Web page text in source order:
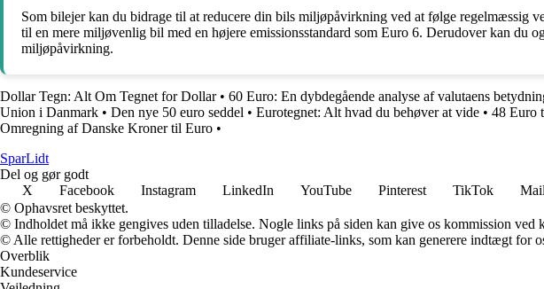
Som bilejer kan du bidrage til at reducere din bils miljøpåvirkning ved at følge regelmæssig
til en mere miljøvenlig bil med en højere emissionsstandard som Euro 6. Derudover kan du
miljøpåvirkning.
Dollar Tegn: Alt Om Tegnet for Dollar• 60 Euro: En dybdegående analyse af valutaens
Union i Danmark • Den nye 50 euro seddel • Eurotegnet: Alt hvad du behøver at vide • 48 Euro
Omregning af Danske Kroner til Euro •
SparLidt
Del og gør godt
X
Facebook Instagram LinkedIn YouTube Pinterest TikTok Mail
© Ophavsret beskyttet.
© Indholdet må ikke gengives uden tilladelse. Nogle links på siden kan give os kommission ved
© Alle rettigheder er forbeholdt. Denne side bruger affiliate-links, som kan generere indtægt for
Overblik
Kundeservice